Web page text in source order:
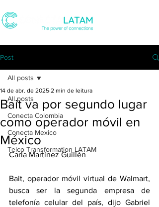
Post
All posts
Conecta Colombia
Conecta Mexico
Telco Transformation LATAM
All posts
Bait va por segundo lugar
como operador móvil en
México
14 de abr. de 2025 2 min de leitura
Carla Martínez Guillén
Bait, operador móvil virtual de Walmart,
busca ser la segunda empresa de
telefonía celular del país, dijo Gabriel